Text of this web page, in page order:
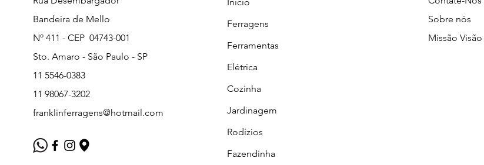
Bandeira de Mello
Nº 411 - CEP 04743-001
Sto. Amaro - São Paulo - SP
11 5546-0383
11 98067-3202
franklinferragens@hotmail.com
Ferragens
Ferramentas
Elétrica
Cozinha
Jardinagem
Rodízios
Fazendinha
Sobre nós
Missão